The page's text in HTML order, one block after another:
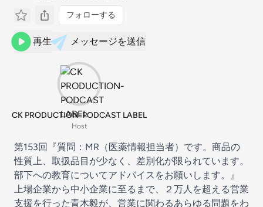
フォローする
再生 メッセージを送信
CK PRODUCTION-PODCAST LABEL
Host
第153回『質問：MR（医薬情報担当者）です。商品の
性質上、取扱品目が少なく、差別化が限られています。
部下への教育についてアドバイスをお願いします。』
上場企業から中小企業に至るまで、２万人を超える営業
支援を行った青木毅が、営業に関わるあらゆる問題をわ